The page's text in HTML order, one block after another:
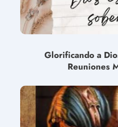
Glorificando a
Reuniones